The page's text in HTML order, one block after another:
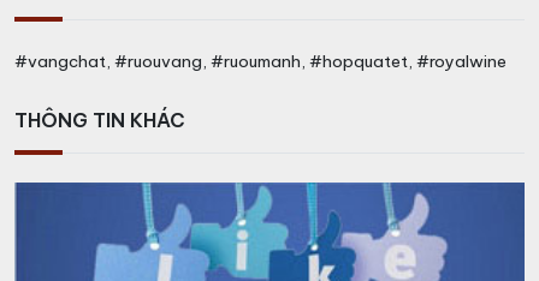
#vangchat, #ruouvang, #ruoumanh, #hopquatet, #royalwine
THÔNG TIN KHÁC